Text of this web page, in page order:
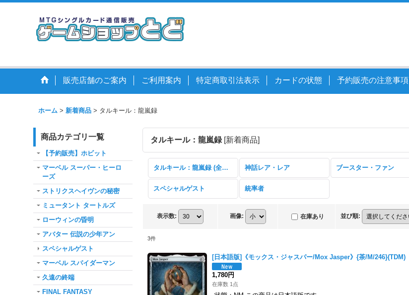
販売店舗のご案内 ご利用案内 特定商取引法表示 カードの状態 予約販売の注意事項
ホーム > 新着商品 > タルキール：龍嵐録
商品カテゴリ一覧
【予約販売】ホビット
マーベル スーパー・ヒーロ
ーズ
ストリクスヘイヴンの秘密
ミュータント タートルズ
ローウィンの昏明
アバター 伝説の少年アン
スペシャルゲスト
マーベル スパイダーマン
久遠の終端
FINAL FANTASY
タルキール：龍嵐録 [新着商品]
タルキール：龍嵐録 (全商品) 神話レア・レア ブースター・ファン
スペシャルゲスト 統率者
表示数: 画像: 在庫あり 並び順:
3件
[日本語版]《モックス・ジャスパー/Mox Jasper》{茶/M/246}(TDM)
1,780円
在庫数 1点